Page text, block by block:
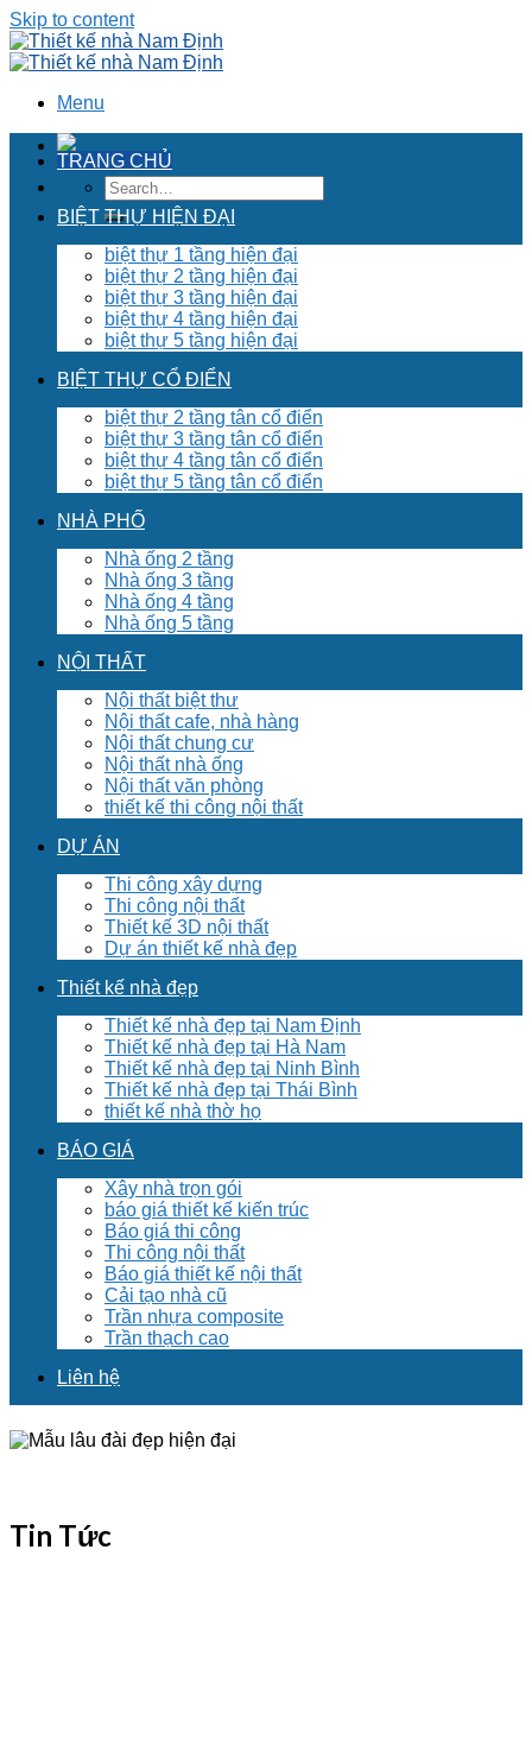
Skip to content
Menu
TRANG CHỦ
BIỆT THỰ HIỆN ĐẠI
biệt thự 1 tầng hiện đại
biệt thự 2 tầng hiện đại
biệt thự 3 tầng hiện đại
biệt thự 4 tầng hiện đại
biệt thự 5 tầng hiện đại
BIỆT THỰ CỔ ĐIỂN
biệt thự 2 tầng tân cổ điển
biệt thự 3 tầng tân cổ điển
biệt thự 4 tầng tân cổ điển
biệt thự 5 tầng tân cổ điển
NHÀ PHỐ
Nhà ống 2 tầng
Nhà ống 3 tầng
Nhà ống 4 tầng
Nhà ống 5 tầng
NỘI THẤT
Nội thất biệt thư
Nội thất cafe, nhà hàng
Nội thất chung cư
Nội thất nhà ống
Nội thất văn phòng
thiết kế thi công nội thất
DỰ ÁN
Thi công xây dựng
Thi công nội thất
Thiết kế 3D nội thất
Dự án thiết kế nhà đẹp
Thiết kế nhà đẹp
Thiết kế nhà đẹp tại Nam Định
Thiết kế nhà đẹp tại Hà Nam
Thiết kế nhà đẹp tại Ninh Bình
Thiết kế nhà đẹp tại Thái Bình
thiết kế nhà thờ họ
BÁO GIÁ
Xây nhà trọn gói
báo giá thiết kế kiến trúc
Báo giá thi công
Thi công nội thất
Báo giá thiết kế nội thất
Cải tạo nhà cũ
Trần nhựa composite
Trần thạch cao
Liên hệ
Tin Tức